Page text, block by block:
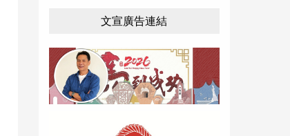
文宣廣告連結